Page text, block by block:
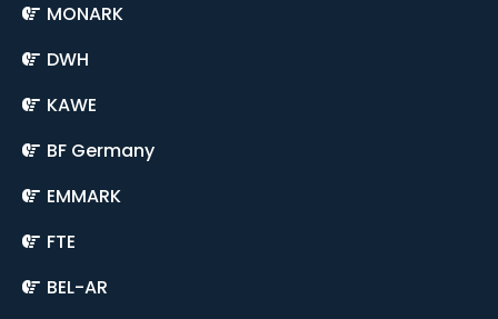
MONARK
DWH
KAWE
BF Germany
EMMARK
FTE
BEL-AR